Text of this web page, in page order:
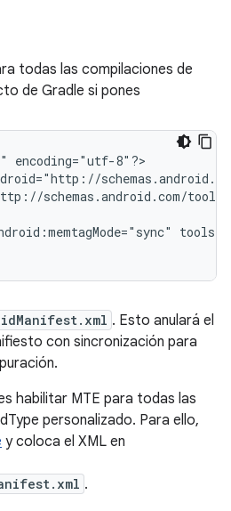
todas las compilaciones de
de Gradle si pones
encoding="utf-8"?>
schemas.android.com/
. Esto anulará el
con sincronización para
habilitar MTE para todas las
personalizado. Para ello,
y coloca el XML en
.